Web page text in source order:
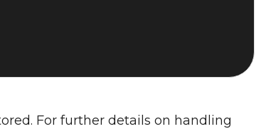
For further details on handling